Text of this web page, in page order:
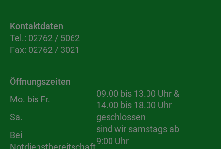
Kontaktdaten
Tel.: 02762 / 5062
Fax: 02762 / 3021
Öffnungszeiten
Mo. bis Fr.
09.00 bis 13.00 Uhr &
14.00 bis 18.00 Uhr
Sa.
geschlossen
Bei
Notdienstbereitschaft
sind wir samstags ab
9:00 Uhr